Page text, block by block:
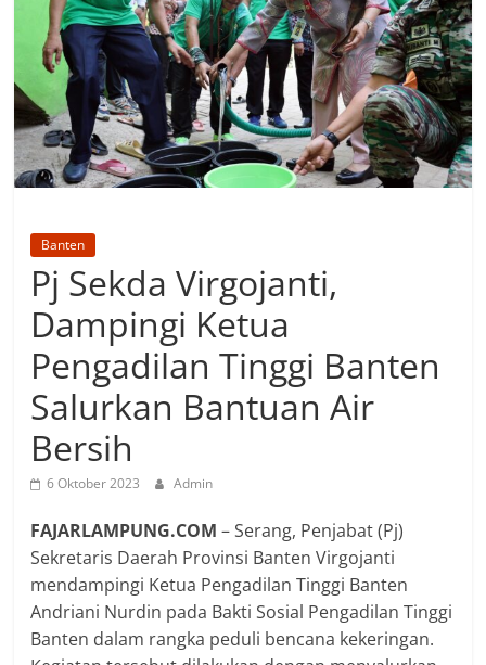
Banten
Pj Sekda Virgojanti,
Dampingi Ketua
Pengadilan Tinggi Banten
Salurkan Bantuan Air
Bersih
6 Oktober 2023 Admin
FAJARLAMPUNG.COM– Serang, Penjabat (Pj)
Sekretaris Daerah Provinsi Banten Virgojanti
mendampingi Ketua Pengadilan Tinggi Banten
Andriani Nurdin pada Bakti Sosial Pengadilan Tinggi
Banten dalam rangka peduli bencana kekeringan.